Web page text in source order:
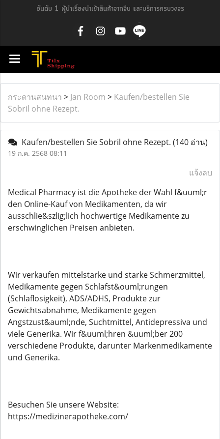
อันดับ 1 ผู้นำเรื่องนำเข้าสินค้าจากจีน และบริการครบวงจร
กระดานสนทนา > Jan Room > Kaufen/bestellen Sie
Sobril ohne Rezept.
Kaufen/bestellen Sie Sobril ohne Rezept. (140 อ่าน)
19 ก.ค. 2568 08:11
แจ้งลบ
Medical Pharmacy ist die Apotheke der Wahl f&uuml;r
den Online-Kauf von Medikamenten, da wir
ausschlie&szlig;lich hochwertige Medikamente zu
erschwinglichen Preisen anbieten.
Wir verkaufen mittelstarke und starke Schmerzmittel,
Medikamente gegen Schlafst&ouml;rungen
(Schlaflosigkeit), ADS/ADHS, Produkte zur
Gewichtsabnahme, Medikamente gegen
Angstzust&auml;nde, Suchtmittel, Antidepressiva und
viele Generika. Wir f&uuml;hren &uuml;ber 200
verschiedene Produkte, darunter Markenmedikamente
und Generika.
Besuchen Sie unsere Website:
https://medizinerapotheke.com/